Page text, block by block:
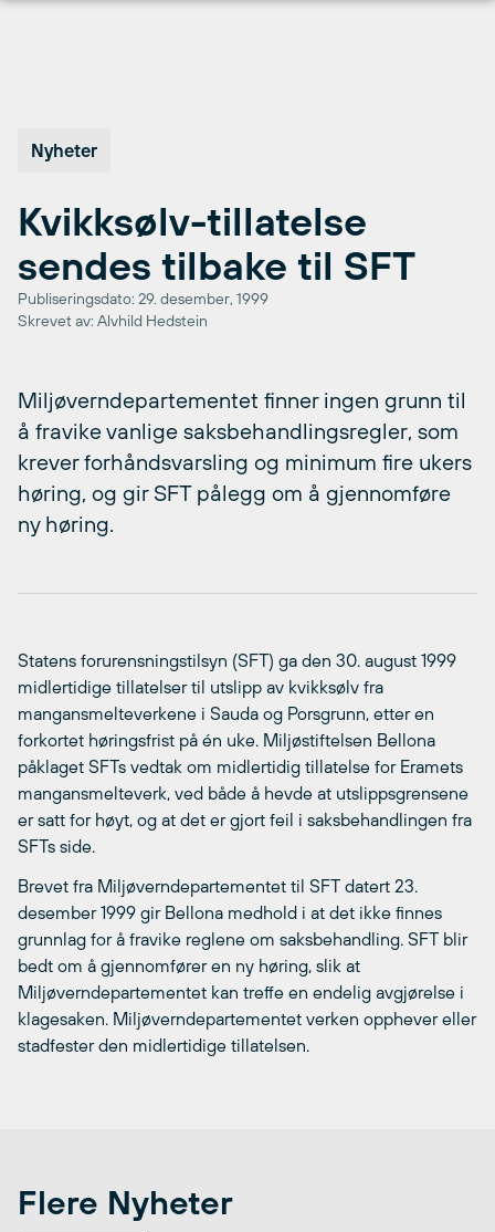
Nyheter
Kvikksølv-tillatelse
sendes tilbake til SFT
Publiseringsdato: 29. desember, 1999
Skrevet av: Alvhild Hedstein
Miljøverndepartementet finner ingen grunn til
å fravike vanlige saksbehandlingsregler, som
krever forhåndsvarsling og minimum fire ukers
høring, og gir SFT pålegg om å gjennomføre
ny høring.
Statens forurensningstilsyn (SFT) ga den 30. august 1999
midlertidige tillatelser til utslipp av kvikksølv fra
mangansmelteverkene i Sauda og Porsgrunn, etter en
forkortet høringsfrist på én uke. Miljøstiftelsen Bellona
påklaget SFTs vedtak om midlertidig tillatelse for Eramets
mangansmelteverk, ved både å hevde at utslippsgrensene
er satt for høyt, og at det er gjort feil i saksbehandlingen fra
SFTs side.
Brevet fra Miljøverndepartementet til SFT datert 23.
desember 1999 gir Bellona medhold i at det ikke finnes
grunnlag for å fravike reglene om saksbehandling. SFT blir
bedt om å gjennomfører en ny høring, slik at
Miljøverndepartementet kan treffe en endelig avgjørelse i
klagesaken. Miljøverndepartementet verken opphever eller
stadfester den midlertidige tillatelsen.
Flere Nyheter